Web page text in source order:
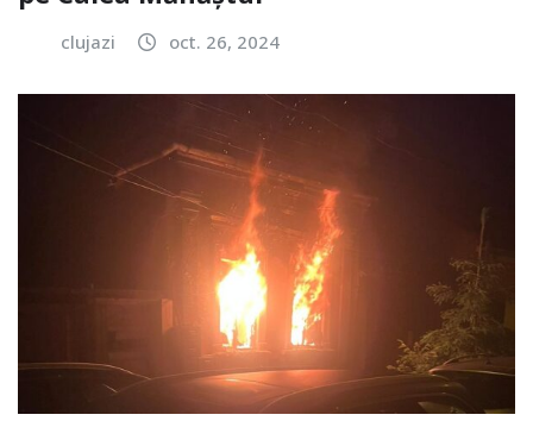
clujazi oct. 26, 2024